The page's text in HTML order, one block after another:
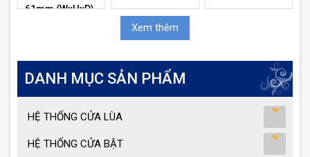
61mm (WxHxD)
Đặt mua
Xem thêm
DANH MỤC SẢN PHẨM
HỆ THỐNG CỬA LÙA
HỆ THỐNG CỬA BẬT